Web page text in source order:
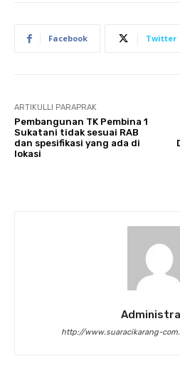
Facebook Twitter
ARTIKULLI PARAPRAK
Pembangunan TK Pembina 1
Sukatani tidak sesuai RAB
dan spesifikasi yang ada di
lokasi
http://www.suaracikarang-